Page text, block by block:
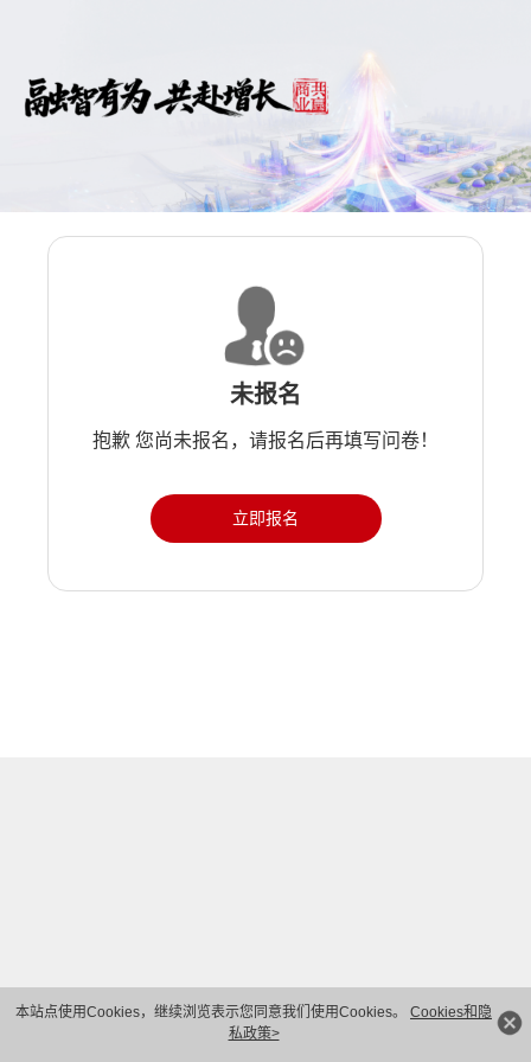
本站点使用Cookies，继续浏览表示您同意我们使用Cookies。 Cookies和隐
私政策>
未报名
抱歉 您尚未报名，请报名后再填写问卷！
立即报名